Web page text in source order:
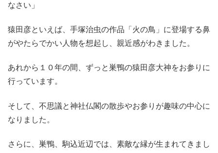
なさい」
猿田彦といえば、手塚治虫の作品「火の鳥」に登場する鼻
がやたらでかい人物を想起し、親近感がわきました。
あれから１０年の間、ずっと巣鴨の猿田彦大神をお参りに
行っています。
そして、不思議と神社仏閣の散歩やお参りが趣味の中心に
なりました。
さらに、巣鴨、駒込近辺では、素敵な縁が生まれてきまし